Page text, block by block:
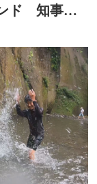
ド 知事を